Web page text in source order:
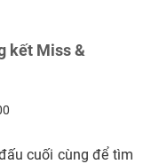
kết Miss &
cuối cùng để tìm